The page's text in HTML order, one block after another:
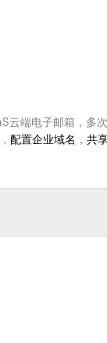
云端电子邮箱，多
， 配置企业域名 ， 共